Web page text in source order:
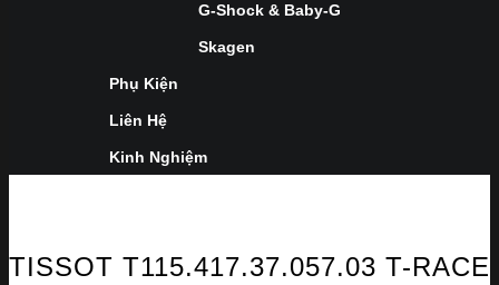
G-Shock & Baby-G
Skagen
Phụ Kiện
Liên Hệ
Kinh Nghiệm
TISSOT T115.417.37.057.03 T-RACE